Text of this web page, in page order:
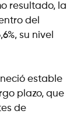
resultado, la
del
su nivel
estable
plazo, que
de